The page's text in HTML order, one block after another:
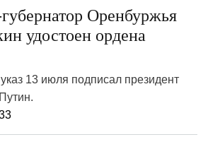
Оренбуржья
удостоен ордена
13 июля подписал президент